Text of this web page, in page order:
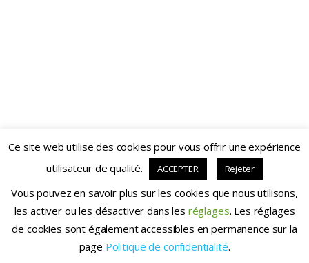
Chezvousgym.fr - 2020
Ce site web utilise des cookies pour vous offrir une expérience
utilisateur de qualité.
ACCEPTER Rejeter
Vous pouvez en savoir plus sur les cookies que nous utilisons,
les activer ou les désactiver dans les réglages. Les réglages
de cookies sont également accessibles en permanence sur la
page Politique de confidentialité.